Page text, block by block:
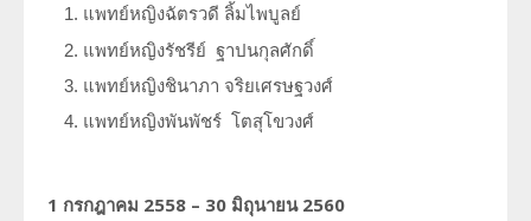
แพทย์หญิงฉัตรวดี ลิ้มไพบูลย์
แพทย์หญิงรัชรีย์ ฐาปนกุลศักดิ์
แพทย์หญิงชินาภา จริยเศรษฐวงศ์
แพทย์หญิงพันพัชร์ โตสุโขวงศ์
1 กรกฎาคม 2558 – 30 มิถุนายน 2560